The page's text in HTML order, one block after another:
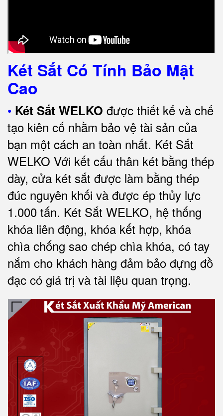
Két Sắt Có Tính Bảo Mật
Cao
• Két Sắt WELKO được thiết kế và chế
tạo kiên cố nhằm bảo vệ tài sản của
bạn một cách an toàn nhất. Két Sắt
WELKO Với kết cấu thân két bằng thép
dày, cửa két sắt được làm bằng thép
đúc nguyên khối và được ép thủy lực
1.000 tấn. Két Sắt WELKO, hệ thống
khóa liên động, khóa kết hợp, khóa
chìa chống sao chép chìa khóa, có tay
nắm cho khách hàng đảm bảo đựng đồ
đạc có giá trị và tài liệu quan trọng.